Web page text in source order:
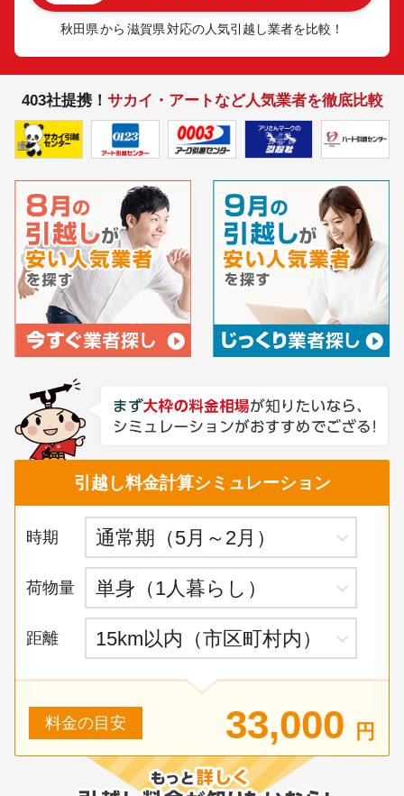
秋田県から 滋賀県対応の人気引越し業者を比較！
403社提携！ サカイ・アートなど人気業者を徹底比較
引越し料金計算シミュレーション
時期
荷物量
距離
料金の目安 33,000 円